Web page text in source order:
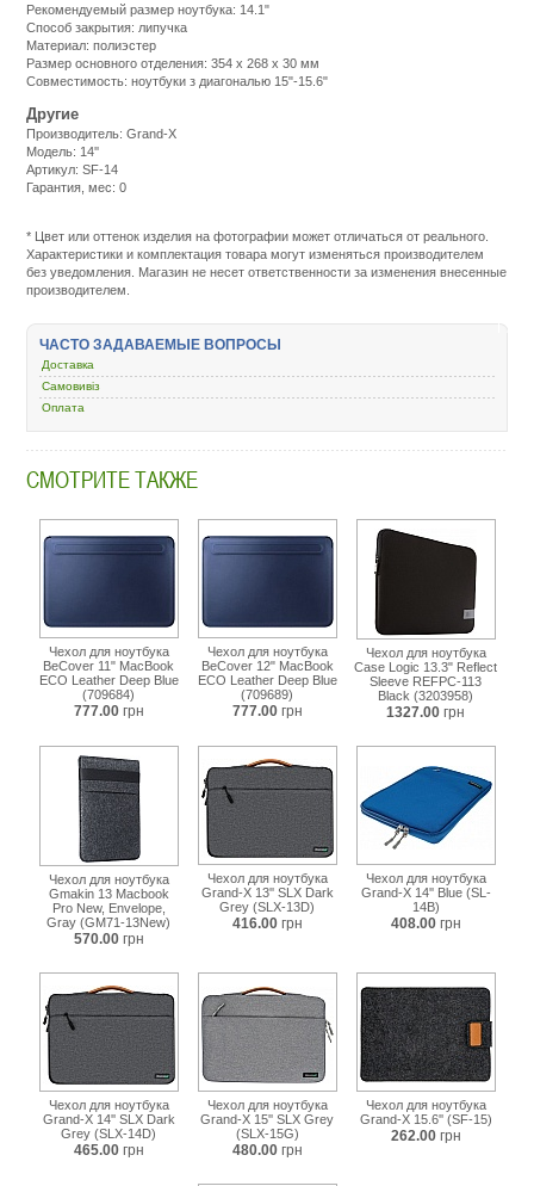
Рекомендуемый размер ноутбука: 14.1"
Способ закрытия: липучка
Материал: полиэстер
Размер основного отделения: 354 х 268 х 30 мм
Совместимость: ноутбуки з диагональю 15"-15.6"
Другие
Производитель: Grand-X
Модель: 14''
Артикул: SF-14
Гарантия, мес: 0
ryukzaki-
sumki-
chehly/5221-
ryukzak-
dlya-
x-
14.html
* Цвет или оттенок изделия на фотографии может отличаться от реального.
Характеристики и комплектация товара могут изменяться производителем
без уведомления. Магазин не несет ответственности за изменения внесенные
производителем.
ЧАСТО ЗАДАВАЕМЫЕ ВОПРОСЫ
Доставка
Самовивіз
Оплата
СМОТРИТЕ ТАКЖЕ
Чехол для ноутбука
BeCover 11" MacBook
ECO Leather Deep Blue
(709684)
777.00 грн
Чехол для ноутбука
BeCover 12" MacBook
ECO Leather Deep Blue
(709689)
777.00 грн
Чехол для ноутбука
Case Logic 13.3" Reflect
Sleeve REFPC-113
Black (3203958)
1327.00 грн
Чехол для ноутбука
Gmakin 13 Macbook
Pro New, Envelope,
Gray (GM71-13New)
570.00 грн
Чехол для ноутбука
Grand-X 13'' SLX Dark
Grey (SLX-13D)
416.00 грн
Чехол для ноутбука
Grand-X 14'' Blue (SL-
14B)
408.00 грн
Чехол для ноутбука
Grand-X 14'' SLX Dark
Grey (SLX-14D)
465.00 грн
Чехол для ноутбука
Grand-X 15'' SLX Grey
(SLX-15G)
480.00 грн
Чехол для ноутбука
Grand-X 15.6'' (SF-15)
262.00 грн